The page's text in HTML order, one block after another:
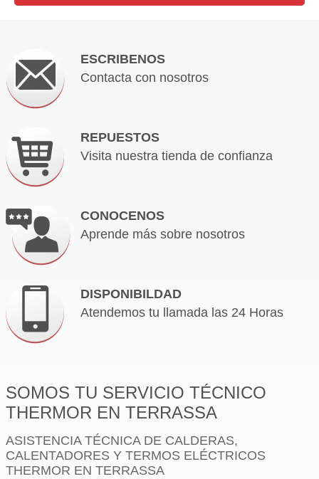
ESCRIBENOS
Contacta con nosotros
REPUESTOS
Visita nuestra tienda de confianza
CONOCENOS
Aprende más sobre nosotros
DISPONIBILDAD
Atendemos tu llamada las 24 Horas
SOMOS TU SERVICIO TÉCNICO
THERMOR EN TERRASSA
ASISTENCIA TÉCNICA DE CALDERAS,
CALENTADORES Y TERMOS ELÉCTRICOS
THERMOR EN TERRASSA